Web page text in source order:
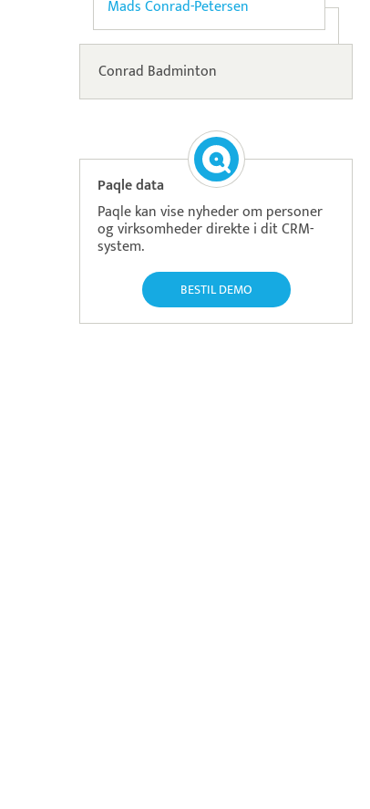
Mads Conrad-Petersen
Conrad Badminton
Paqle data
Paqle kan vise nyheder om personer
og virksomheder direkte i dit CRM-
system.
BESTIL DEMO